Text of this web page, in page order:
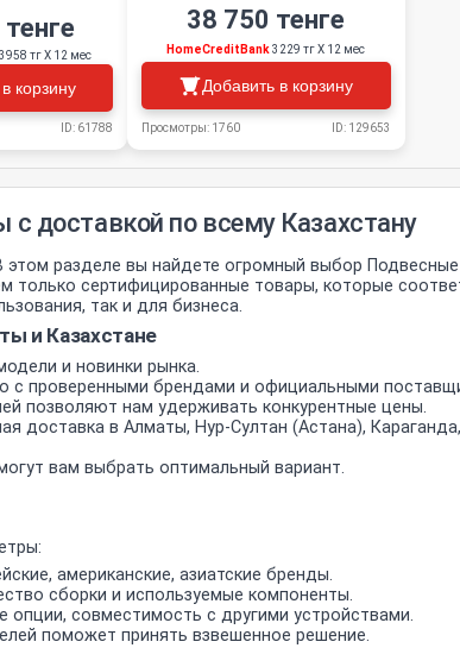
тг Х 12 мес
корзину
ID: 61788
38 750 тенге
HomeCreditBank3229 тг Х 12 мес
Добавить в корзину
Просмотры: 1760 ID: 129653
доставкой по всему Казахстану
разделе вы найдете огромный выбор
только сертифицированные товары, которые
так и для бизнеса.
и Казахстане
и новинки рынка.
с проверенными брендами и официальными
позволяют нам удерживать конкурентные цены.
доставка в Алматы, Нур-Султан (Астана),
вам выбрать оптимальный вариант.
американские, азиатские бренды.
сборки и используемые компоненты.
опции, совместимость с другими устройствами.
поможет принять взвешенное решение.